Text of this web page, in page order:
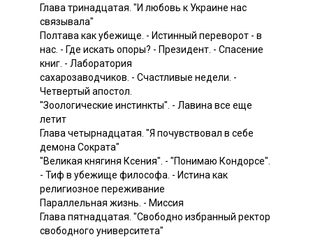
Глава тринадцатая. "И любовь к Украине нас
связывала"
Полтава как убежище. - Истинный переворот - в
нас. - Где искать опоры? - Президент. - Спасение
книг. - Лаборатория
сахарозаводчиков. - Счастливые недели. -
Четвертый апостол.
"Зоологические инстинкты". - Лавина все еще
летит
Глава четырнадцатая. "Я почувствовал в себе
демона Сократа"
"Великая княгиня Ксения". - "Понимаю Кондорсе".
- Тиф в убежище философа. - Истина как
религиозное переживание
Параллельная жизнь. - Миссия
Глава пятнадцатая. "Свободно избранный ректор
свободного университета"